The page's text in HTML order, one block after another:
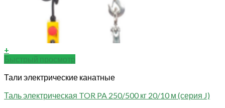
+
Быстрый просмотр
Тали электрические канатные
Таль электрическая TOR PA 250/500 кг 20/10 м (серия J)